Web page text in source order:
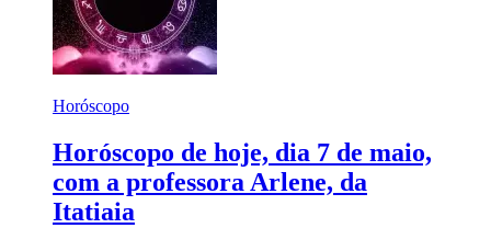
Horóscopo
Horóscopo de hoje, dia 7 de maio,
com a professora Arlene, da
Itatiaia